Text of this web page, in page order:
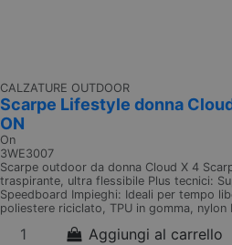
CALZATURE OUTDOOR
Scarpe Lifestyle donna
ON
On
3WE3007
Scarpe outdoor da donna Cloud X 4
traspirante, ultra flessibile Plus tecnici:
Speedboard Impieghi: Ideali per tempo
poliestere riciclato, TPU in gomma,
Aggiungi al carrello